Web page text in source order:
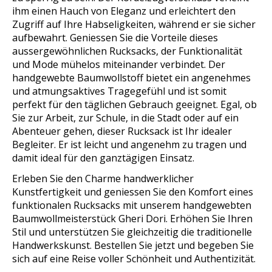
ihm einen Hauch von Eleganz und erleichtert den
Zugriff auf Ihre Habseligkeiten, während er sie sicher
aufbewahrt. Geniessen Sie die Vorteile dieses
aussergewöhnlichen Rucksacks, der Funktionalität
und Mode mühelos miteinander verbindet. Der
handgewebte Baumwollstoff bietet ein angenehmes
und atmungsaktives Tragegefühl und ist somit
perfekt für den täglichen Gebrauch geeignet. Egal, ob
Sie zur Arbeit, zur Schule, in die Stadt oder auf ein
Abenteuer gehen, dieser Rucksack ist Ihr idealer
Begleiter. Er ist leicht und angenehm zu tragen und
damit ideal für den ganztägigen Einsatz.
Erleben Sie den Charme handwerklicher
Kunstfertigkeit und geniessen Sie den Komfort eines
funktionalen Rucksacks mit unserem handgewebten
Baumwollmeisterstück Gheri Dori. Erhöhen Sie Ihren
Stil und unterstützen Sie gleichzeitig die traditionelle
Handwerkskunst. Bestellen Sie jetzt und begeben Sie
sich auf eine Reise voller Schönheit und Authentizität.